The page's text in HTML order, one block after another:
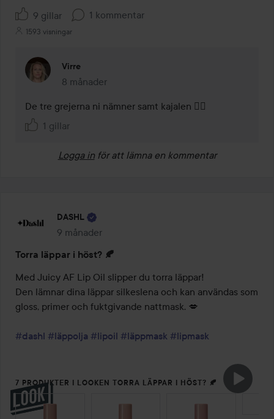
9 gillar 1 kommentar
1593 visningar
Virre
8 månader
Kommentaren lades 8 månader
De tre grejerna ni nämner samt kajalen 👌🏻
1 gillar
Logga in för att lämna en kommentar
DASHL
9 månader
Inlägget skapades 9 månader
Torra läppar i höst? 🍂
Med Juicy AF Lip Oil slipper du torra läppar!
Den lämnar dina läppar silkeslena och kan användas som
gloss, primer och fuktgivande nattmask. 💋
#dashl #läppolja #lipoil #läppmask #lipmask
7 PRODUKTER I LOOKEN TORRA LÄPPAR I HÖST? 🍂
HOPPA ÖVER SEKTIONEN